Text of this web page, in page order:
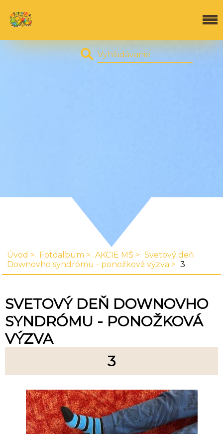
Úvod Fotoalbum AKCIE MŠ
Svetový deň
Downovho syndrómu - ponožková výzva
3
SVETOVÝ DEŇ DOWNOVHO
SYNDRÓMU - PONOŽKOVÁ
VÝZVA
3